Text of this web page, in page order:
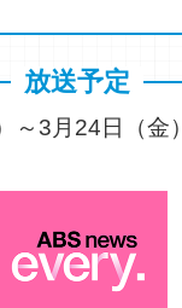
放送予定
～3月24日（金）